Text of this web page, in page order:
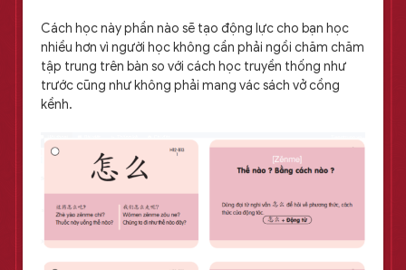
Cách học này phần nào sẽ tạo động lực cho bạn học
nhiều hơn vì người học không cần phải ngồi chăm chăm
tập trung trên bàn so với cách học truyền thống như
trước cũng như không phải mang vác sách vở cồng
kềnh.